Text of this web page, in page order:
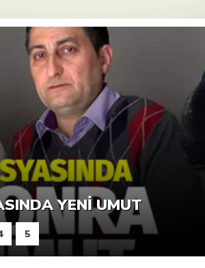
40 KIŞI
YENI UMUT
5